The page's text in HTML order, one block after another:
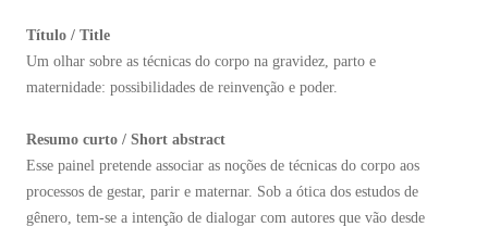
Título / Title
Um olhar sobre as técnicas do corpo na gravidez, parto e
maternidade: possibilidades de reinvenção e poder.
Resumo curto / Short abstract
Esse painel pretende associar as noções de técnicas do corpo aos
processos de gestar, parir e maternar. Sob a ótica dos estudos de
gênero, tem-se a intenção de dialogar com autores que vão desde